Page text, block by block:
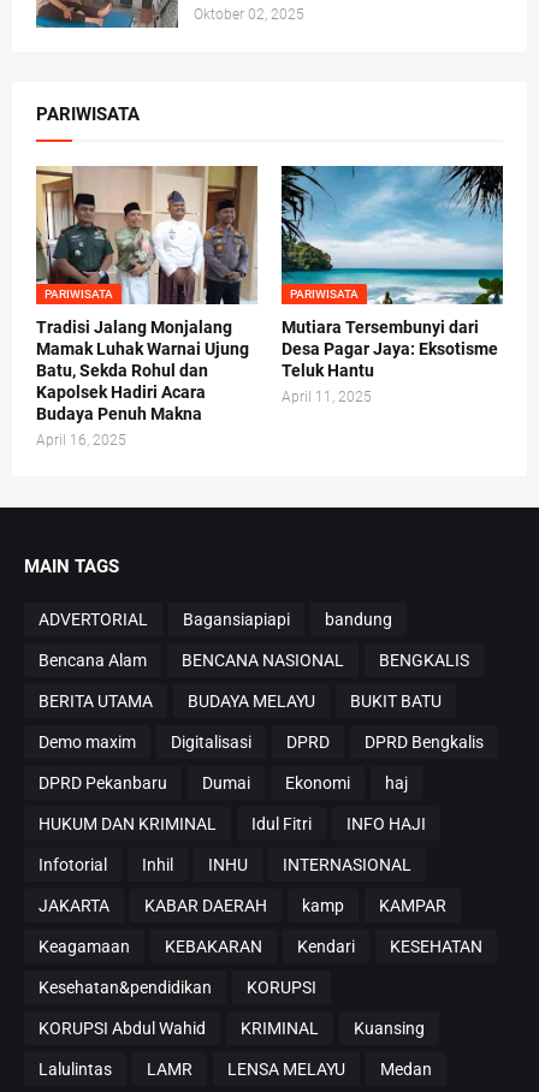
Oktober 02, 2025
PARIWISATA
PARIWISATA
Tradisi Jalang Monjalang
Mamak Luhak Warnai Ujung
Batu, Sekda Rohul dan
Kapolsek Hadiri Acara
Budaya Penuh Makna
April 16, 2025
PARIWISATA
Mutiara Tersembunyi dari
Desa Pagar Jaya: Eksotisme
Teluk Hantu
April 11, 2025
MAIN TAGS
ADVERTORIAL Bagansiapiapi bandung
Bencana Alam BENCANA NASIONAL BENGKALIS
BERITA UTAMA BUDAYA MELAYU BUKIT BATU
Demo maxim Digitalisasi DPRD DPRD Bengkalis
DPRD Pekanbaru Dumai Ekonomi haj
HUKUM DAN KRIMINAL Idul Fitri INFO HAJI
Infotorial Inhil INHU INTERNASIONAL
JAKARTA KABAR DAERAH kamp KAMPAR
Keagamaan KEBAKARAN Kendari KESEHATAN
Kesehatan&pendidikan KORUPSI
KORUPSI Abdul Wahid KRIMINAL Kuansing
Lalulintas LAMR LENSA MELAYU Medan